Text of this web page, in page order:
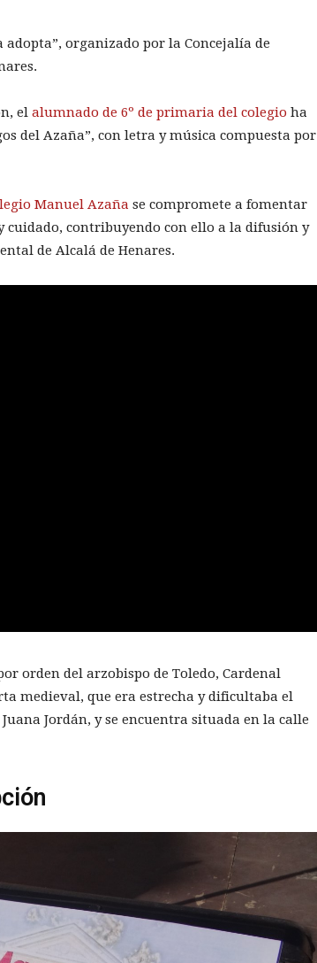
organizado por la Concejalía de
el alumnado de 6º de primaria del colegio ha
del Azaña”, con letra y música compuesta por
Manuel Azaña se compromete a fomentar
cuidado, contribuyendo con ello a la difusión y
de Alcalá de Henares.
orden del arzobispo de Toledo, Cardenal
medieval, que era estrecha y dificultaba el
Jordán, y se encuentra situada en la calle